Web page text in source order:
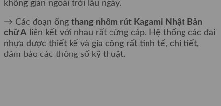
không gian ngoài trời lâu ngày.
→ Các đoạn ống thang nhôm rút Kagami Nhật Bản
chữ A liên kết với nhau rất cứng cáp. Hệ thống các đai
nhựa được thiết kế và gia công rất tinh tế, chi tiết,
đảm bảo các thông số kỹ thuật.